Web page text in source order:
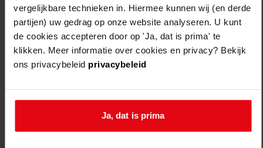
vergelijkbare technieken in. Hiermee kunnen wij (en derde
partijen) uw gedrag op onze website analyseren. U kunt
de cookies accepteren door op 'Ja, dat is prima' te
klikken. Meer informatie over cookies en privacy? Bekijk
ons privacybeleid privacybeleid
Ja, dat is prima
1resultaten
sorteren op: